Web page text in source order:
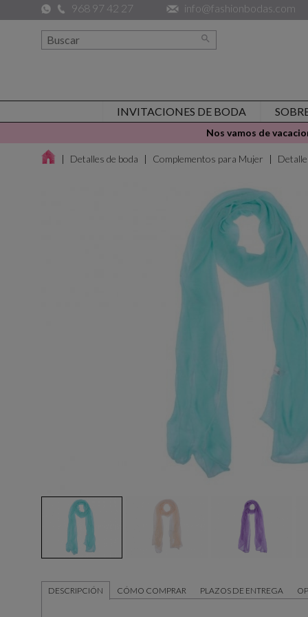
968 97 42 27 info@fashionbodas.com

INVITACIONES DE BODA
Nos vamos de
Detalles de boda Complementos para Mujer
DESCRIPCIÓN CÓMO COMPRAR PLAZOS DE ENTREGA